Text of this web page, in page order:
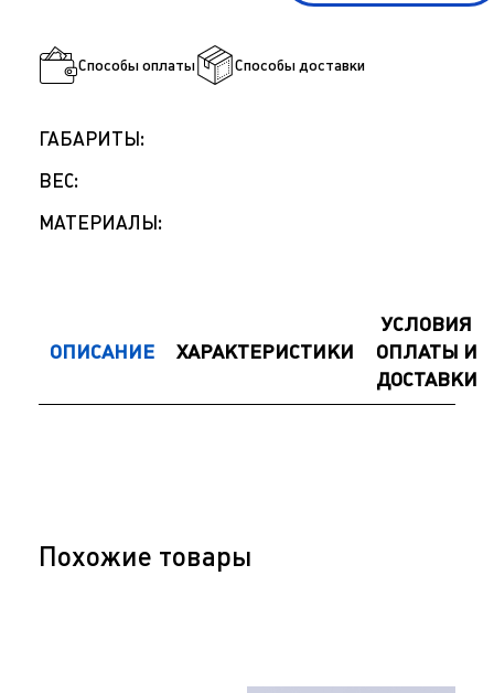
Способы оплаты Способы доставки
ГАБАРИТЫ:
ВЕС:
МАТЕРИАЛЫ:
ОПИСАНИЕ ХАРАКТЕРИСТИКИ
УСЛОВИЯ
ОПЛАТЫ И
ДОСТАВКИ
Похожие товары